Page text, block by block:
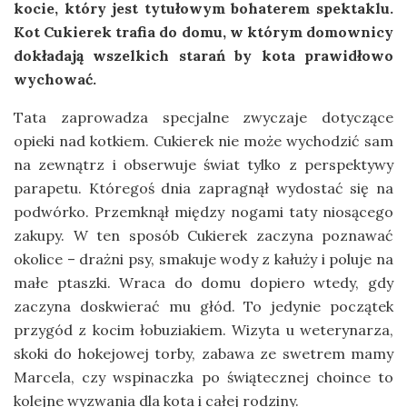
kocie, który jest tytułowym bohaterem spektaklu.
Kot Cukierek trafia do domu, w którym domownicy
dokładają wszelkich starań by kota prawidłowo
wychować.
Tata zaprowadza specjalne zwyczaje dotyczące
opieki nad kotkiem. Cukierek nie może wychodzić sam
na zewnątrz i obserwuje świat tylko z perspektywy
parapetu. Któregoś dnia zapragnął wydostać się na
podwórko. Przemknął między nogami taty niosącego
zakupy. W ten sposób Cukierek zaczyna poznawać
okolice – drażni psy, smakuje wody z kałuży i poluje na
małe ptaszki. Wraca do domu dopiero wtedy, gdy
zaczyna doskwierać mu głód. To jedynie początek
przygód z kocim łobuziakiem. Wizyta u weterynarza,
skoki do hokejowej torby, zabawa ze swetrem mamy
Marcela, czy wspinaczka po świątecznej choince to
kolejne wyzwania dla kota i całej rodziny.